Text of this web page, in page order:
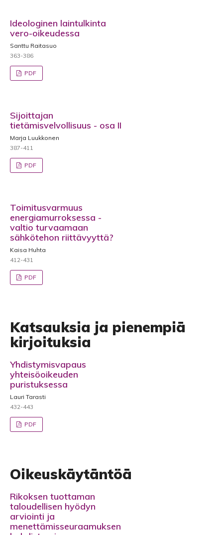
Ideologinen laintulkinta
vero-oikeudessa
Santtu Raitasuo
363-386
PDF
Sijoittajan
tietämisvelvollisuus - osa II
Marja Luukkonen
387-411
PDF
Toimitusvarmuus
energiamurroksessa -
valtio turvaamaan
sähkötehon riittävyyttä?
Kaisa Huhta
412-431
PDF
Katsauksia ja pienempiä
kirjoituksia
Yhdistymisvapaus
yhteisöoikeuden
puristuksessa
Lauri Tarasti
432-443
PDF
Oikeuskäytäntöä
Rikoksen tuottaman
taloudellisen hyödyn
arviointi ja
menettämisseuraamuksen